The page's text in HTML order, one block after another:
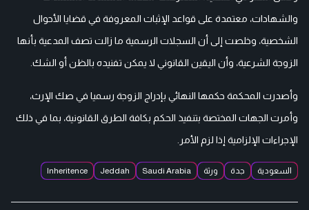
والشهادات، معتمدة على قواعد الإثبات المعروفة في قضايا الأحوال
الشخصية، وخلصت إلى أن السجلات الرسمية ما زالت تصف المدعية بأنها
الزوجة الشرعية، وأن اليقين القانوني لا يمكن تفنيده بالظن أو الشك.
وأصدرت المحكمة حكمها النهائي بإدراج الزوجة رسميا في صك الإرث،
وأمرت الجهات المختصة بتنفيذ الحكم بكافة الطرق القانونية، بما في ذلك
الإجراءات الإلزامية إذا لزم الأمر.
السعودية جدة ورثة Saudi Arabia
Jeddah
Inheritence